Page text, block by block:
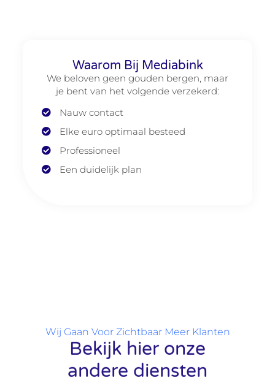
Waarom Bij Mediabink
We beloven geen gouden bergen, maar
je bent van het volgende verzekerd:
Nauw contact
Elke euro optimaal besteed
Professioneel
Een duidelijk plan
Wij Gaan Voor Zichtbaar Meer Klanten
Bekijk hier onze
andere diensten